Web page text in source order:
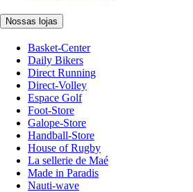
Nossas lojas
Basket-Center
Daily Bikers
Direct Running
Direct-Volley
Espace Golf
Foot-Store
Galope-Store
Handball-Store
House of Rugby
La sellerie de Maé
Made in Paradis
Nauti-wave